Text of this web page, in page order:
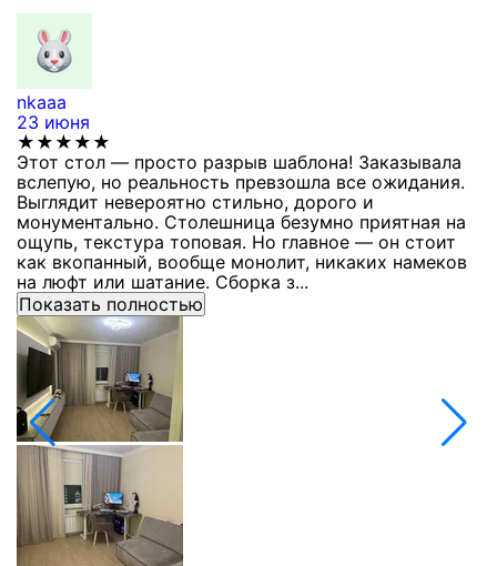
nkaaa
23 июня
★★★★★
Этот стол — просто разрыв шаблона! Заказывала
вслепую, но реальность превзошла все ожидания.
Выглядит невероятно стильно, дорого и
монументально. Столешница безумно приятная на
ощупь, текстура топовая. Но главное — он стоит
как вкопанный, вообще монолит, никаких намеков
на люфт или шатание. Сборка з...
Показать полностью